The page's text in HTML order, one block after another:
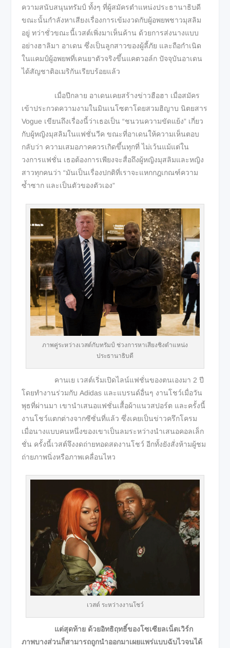
ความสนับสนุนทรัมป์ ทั้งๆ ที่ผู้สมัครตำแหน่งประธานาธิบดี
ขณะนั้นกำลังหาเสียงเรื่องการเข้มงวดกับผู้อพยพชาวมุสลิม
อยู่ ทว่าชั่วขณะนี้เวสต์เพิ่งมาเห็นค้าน ด้วยการส่งนางแบบ
อย่างฮาลิมา อาเดน ซึ่งเป็นลูกสาวของผู้ลี้ภัย และถือกำเนิด
ในแคมป์ผู้อพยพที่เคนยาตัวจริงขึ้นแคตวอล์ก ปัจจุบันอาเดน
ได้สัญชาติอเมริกันเรียบร้อยแล้ว
เมื่อปีกลาย อาเดนเคยสร้างข่าวฮือฮา เมื่อสมัคร
เข้าประกวดความงามในมินเนโซตาโดยสวมฮิญาบ นิตยสาร
Vogue เขียนถึงเรื่องนี้ว่าเธอเป็น “ชนวนความขัดแย้ง” เกี่ยว
กับผู้หญิงมุสลิมในแฟชั่นวีค ขณะที่อาเดนให้ความเห็นตอบ
กลับว่า ความเสมอภาคควรเกิดขึ้นทุกที่ ไม่เว้นแม้แต่ใน
วงการแฟชั่น เธอต้องการเพียงจะสื่อถึงผู้หญิงมุสลิมและหญิง
สาวทุกคนว่า “มันเป็นเรื่องปกติที่เราจะแหกกฎเกณฑ์ความ
ซ้ำซาก และเป็นตัวของตัวเอง”
ภาพคู่ระหว่างเวสต์กับทรัมป์ ช่วงการหาเสียงชิงตำแหน่ง
ประธานาธิบดี
คานเย เวสต์เริ่มเปิดไลน์แฟชั่นของตนเองมา 2 ปี
โดยทำงานร่วมกับ Adidas และแบรนด์อื่นๆ งานโชว์เมื่อวัน
พุธที่ผ่านมา เขานำเสนอแฟชั่นเสื้อผ้าแนวสปอร์ต และครั้งนี้
งานโชว์แตกต่างจากซีซั่นที่แล้ว ซึ่งเคยเป็นข่าวครึกโครม
เมื่อนางแบบคนหนึ่งของเขาเป็นลมระหว่างนำเสนอคอลเล็ก
ชั่น ครั้งนี้เวสต์จึงงดถ่ายทอดสดงานโชว์ อีกทั้งยังสั่งห้ามผู้ชม
ถ่ายภาพนิ่งหรือภาพเคลื่อนไหว
เวสต์ ระหว่างงานโชว์
แต่สุดท้าย ด้วยอิทธิฤทธิ์ของโซเซียลเน็ตเวิร์ก
ภาพบางส่วนก็สามารถถูกนำออกมาเผยแพร่แบบฉับไวจนได้